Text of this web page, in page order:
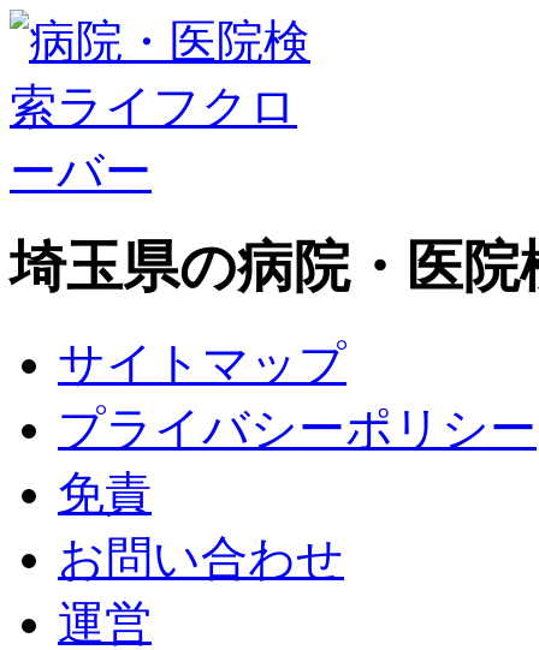
埼玉県の病院・医
サイトマップ
プライバシーポリシー
免責
お問い合わせ
運営